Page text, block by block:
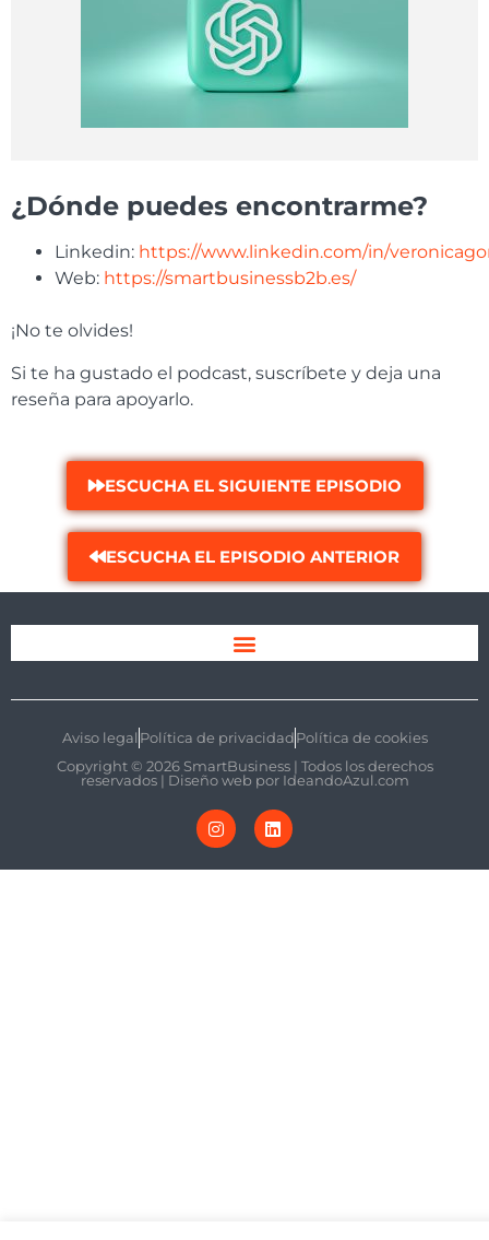
¿Dónde puedes encontrarme?
Linkedin: https://www.linkedin.com/in/
Web: https://smartbusinessb2b.es/
¡No te olvides!
Si te ha gustado el podcast, suscríbete y deja una
reseña para apoyarlo.
ESCUCHA EL SIGUIENTE EPISODIO
ESCUCHA EL EPISODIO ANTERIOR
Aviso legal Política de privacidadPolítica de cookies
Copyright © 2026 SmartBusiness | Todos los derechos
reservados | Diseño web por IdeandoAzul.com